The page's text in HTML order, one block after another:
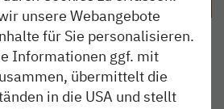
Prinzeßhof
unsere Webangebote
für Sie personalisieren.
Informationen ggf. mit
übermittelt die
in die USA und stellt